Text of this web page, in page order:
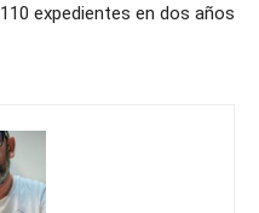
110 expedientes en dos años